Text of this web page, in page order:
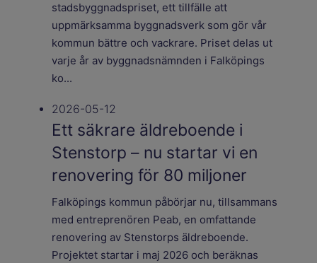
stadsbyggnadspriset, ett tillfälle att
uppmärksamma byggnadsverk som gör vår
kommun bättre och vackrare. Priset delas ut
varje år av byggnadsnämnden i Falköpings
ko...
2026-05-12
Ett säkrare äldreboende i
Stenstorp – nu startar vi en
renovering för 80 miljoner
Falköpings kommun påbörjar nu, tillsammans
med entreprenören Peab, en omfattande
renovering av Stenstorps äldreboende.
Projektet startar i maj 2026 och beräknas